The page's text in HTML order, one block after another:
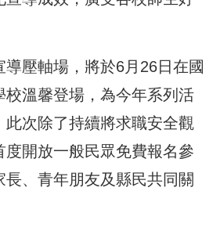
壓軸場，將於6月26日在國
校溫馨登場，為今年系列活
此次除了持續將求職安全觀
度開放一般民眾免費報名參
、青年朋友及縣民共同關